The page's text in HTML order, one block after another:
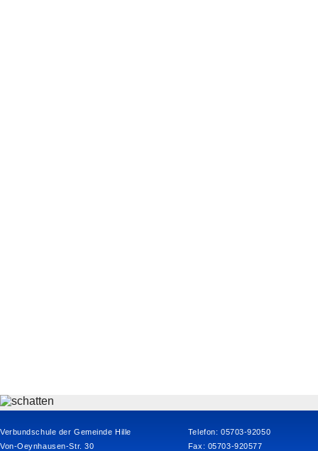
Verbundschule der Gemeinde Hille
Von-Oeynhausen-Str. 30
Telefon: 05703-92050
Fax: 05703-920577